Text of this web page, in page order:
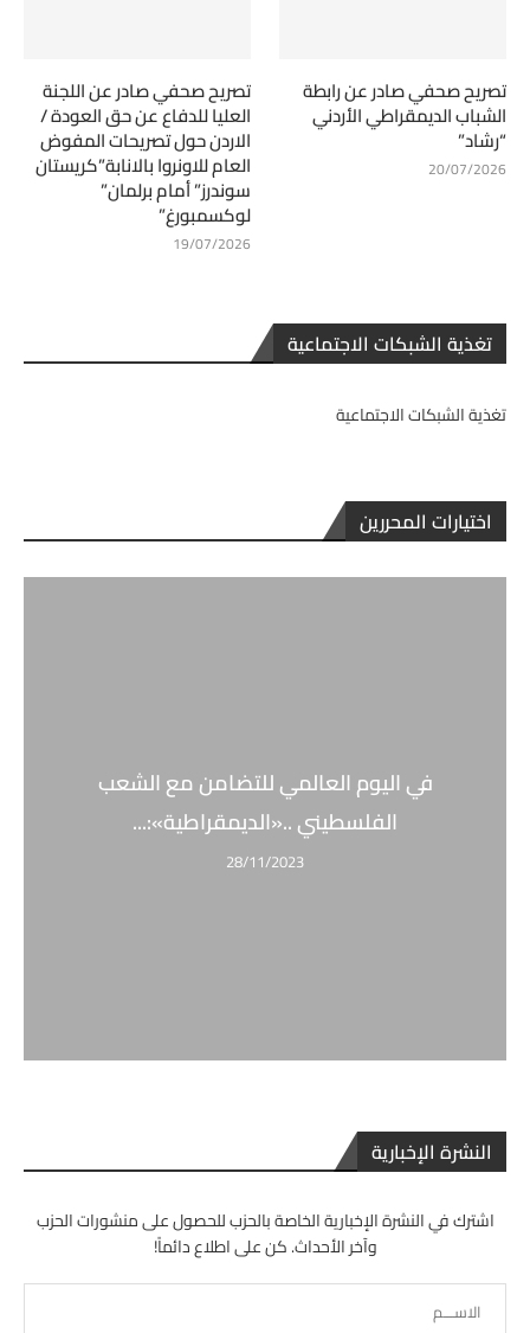
تصريح صحفي صادر عن رابطة
الشباب الديمقراطي الأردني
“رشاد”
20/07/2026
تصريح صحفي صادر عن اللجنة
العليا للدفاع عن حق العودة /
الاردن حول تصريحات المفوض
العام للاونروا بالانابة”كريستان
سوندرز” أمام برلمان”
لوكسمبورغ”
19/07/2026
تغذية الشبكات الاجتماعية
تغذية الشبكات الاجتماعية
اختيارات المحررين
في اليوم العالمي للتضامن مع الشعب
الفلسطيني ..«الديمقراطية»:...
28/11/2023
النشرة الإخبارية
اشترك في النشرة الإخبارية الخاصة بالحزب للحصول على منشورات الحزب
وآخر الأحداث. كن على اطلاع دائماً!